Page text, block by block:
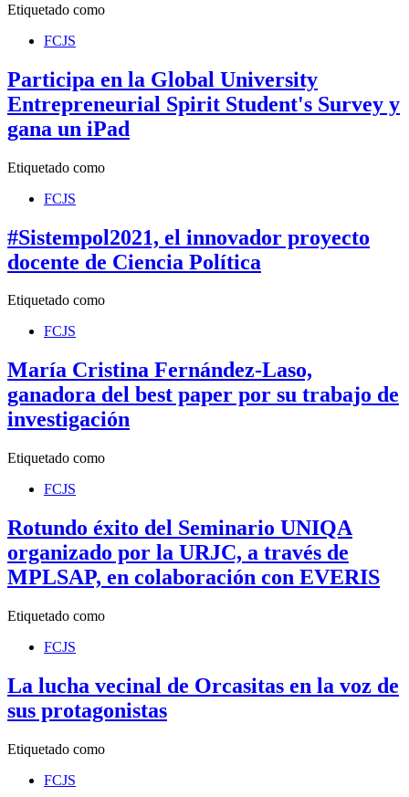
Etiquetado como
FCJS
Participa en la Global University
Entrepreneurial Spirit Student's Survey y
gana un iPad
Etiquetado como
FCJS
#Sistempol2021, el innovador proyecto
docente de Ciencia Política
Etiquetado como
FCJS
María Cristina Fernández-Laso,
ganadora del best paper por su trabajo de
investigación
Etiquetado como
FCJS
Rotundo éxito del Seminario UNIQA
organizado por la URJC, a través de
MPLSAP, en colaboración con EVERIS
Etiquetado como
FCJS
La lucha vecinal de Orcasitas en la voz de
sus protagonistas
Etiquetado como
FCJS